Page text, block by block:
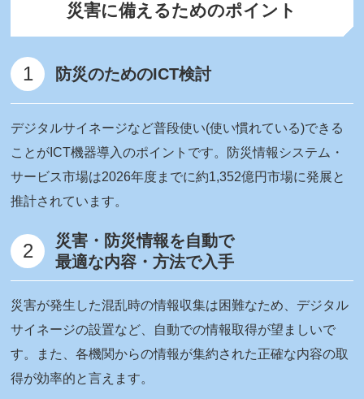
災害に備えるためのポイント
1 防災のためのICT検討
デジタルサイネージなど普段使い(使い慣れている)できる
ことがICT機器導入のポイントです。防災情報システム・
サービス市場は2026年度までに約1,352億円市場に発展と
推計されています。
2
災害・防災情報を自動で
最適な内容・方法で入手
災害が発生した混乱時の情報収集は困難なため、デジタル
サイネージの設置など、自動での情報取得が望ましいで
す。また、各機関からの情報が集約された正確な内容の取
得が効率的と言えます。